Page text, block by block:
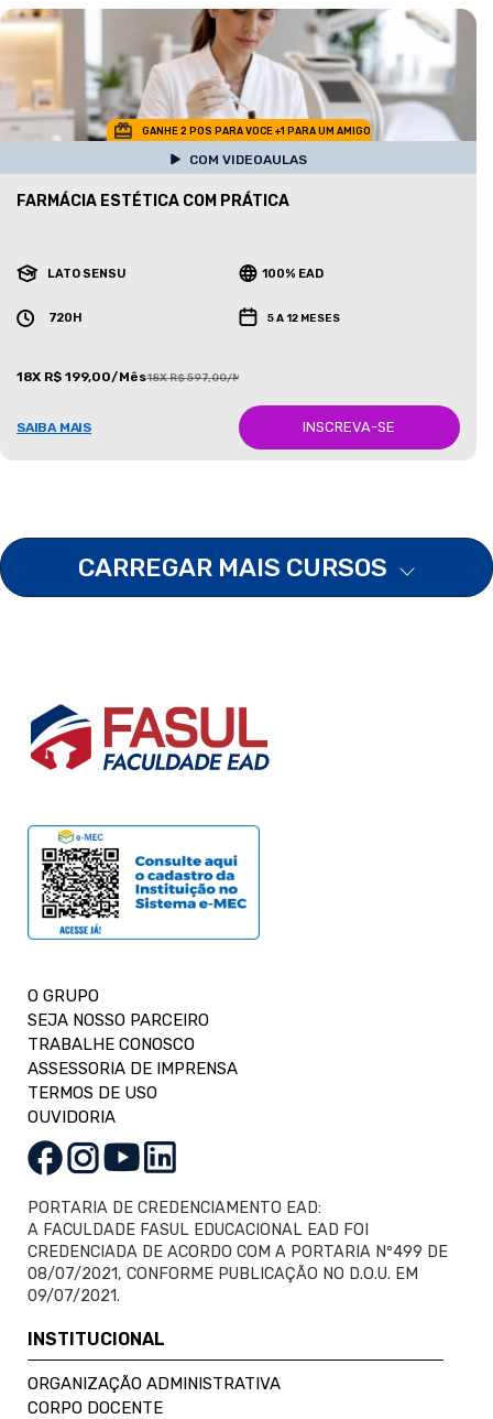
GANHE 2 POS PARA VOCE +1 PARA UM AMIGO
COM VIDEOAULAS
FARMÁCIA ESTÉTICA COM PRÁTICA
LATO SENSU 100% EAD
720H 5 A 12 MESES
18X R$ 199,00/Mês18X R$ 597,00/Mês
SAIBA MAIS INSCREVA-SE
CARREGAR MAIS CURSOS
O GRUPO
SEJA NOSSO PARCEIRO
TRABALHE CONOSCO
ASSESSORIA DE IMPRENSA
TERMOS DE USO
OUVIDORIA
PORTARIA DE CREDENCIAMENTO EAD:
A FACULDADE FASUL EDUCACIONAL EAD FOI
CREDENCIADA DE ACORDO COM A PORTARIA Nº499 DE
08/07/2021, CONFORME PUBLICAÇÃO NO D.O.U. EM
09/07/2021.
INSTITUCIONAL
ORGANIZAÇÃO ADMINISTRATIVA
CORPO DOCENTE